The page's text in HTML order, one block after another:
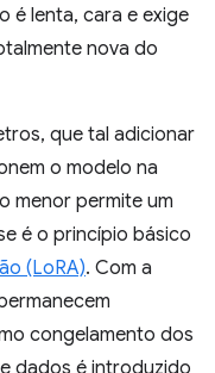
é lenta, cara e exige
nova do
que tal adicionar
o modelo na
menor permite um
é o princípio básico
(LoRA). Com a
congelamento dos